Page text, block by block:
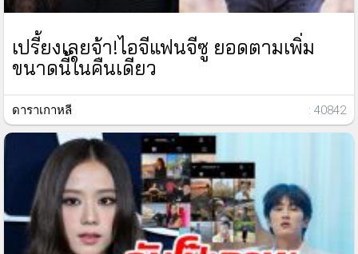
เปรี้ยงเลยจ้า!ไอจีแฟนจีซู ยอดตามเพิ่ม
ขนาดนี้ในคืนเดียว
ดาราเกาหลี : 40842